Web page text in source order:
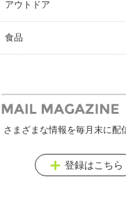
アウトドア
食品
メールマガジン
さまざまな情報を毎月末に配
登録はこちら